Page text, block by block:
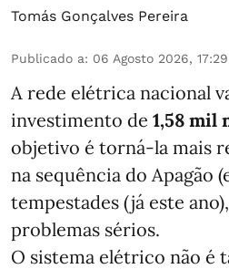
Tomás Gonçalves Pereira
Publicado a: 06 Agosto 2026, 17:29
A rede elétrica nacional
investimento de 1,58 mil
objetivo é torná-la mais
na sequência do Apagão
tempestades (já este
problemas sérios.
O sistema elétrico não é